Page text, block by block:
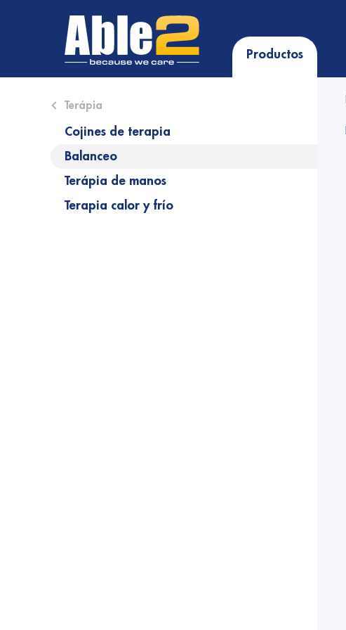
Productos
Close submenu (Terápia)
Terápia
Cojines de terapia
Balanceo
Terápia de manos
Terapia calor y frío